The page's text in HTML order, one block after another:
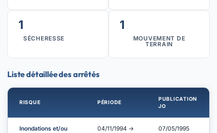
1
SÉCHERESSE
1
MOUVEMENT DE
TERRAIN
Liste détaillée des arrêtés
RISQUE PÉRIODE
PUBLICATION
JO
Inondations et/ou
04/11/1994 →
07/05/1995